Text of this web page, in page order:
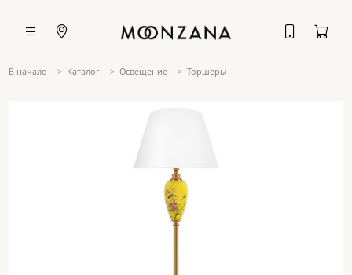
В начало Каталог Освещение Торшеры